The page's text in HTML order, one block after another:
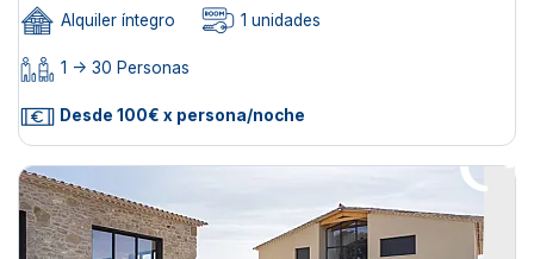
Alquiler íntegro 1 unidades
1 -> 30 Personas
Desde 100€ x persona/noche